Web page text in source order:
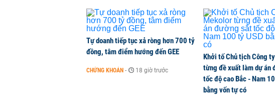
Cuộc đua 'xuống phố' của ngân hàng thuần số
KINH DOANH - 1 phút trước
Tự doanh tiếp tục xả ròng hơn 700 tỷ
đồng, tâm điểm hướng đến GEE
CHỨNG KHOÁN - 18 giờ trước
Khởi tố Chủ tịch Công
từng đề xuất làm dự án
tốc độ cao Bắc - Nam
bằng vốn tự có